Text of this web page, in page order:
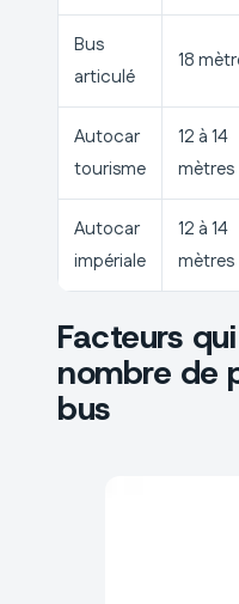
Bus
articulé
18
Autocar
tourisme
12 à 14
mètres
Autocar
impériale
12 à 14
mètres
Facteurs
nombre de
bus